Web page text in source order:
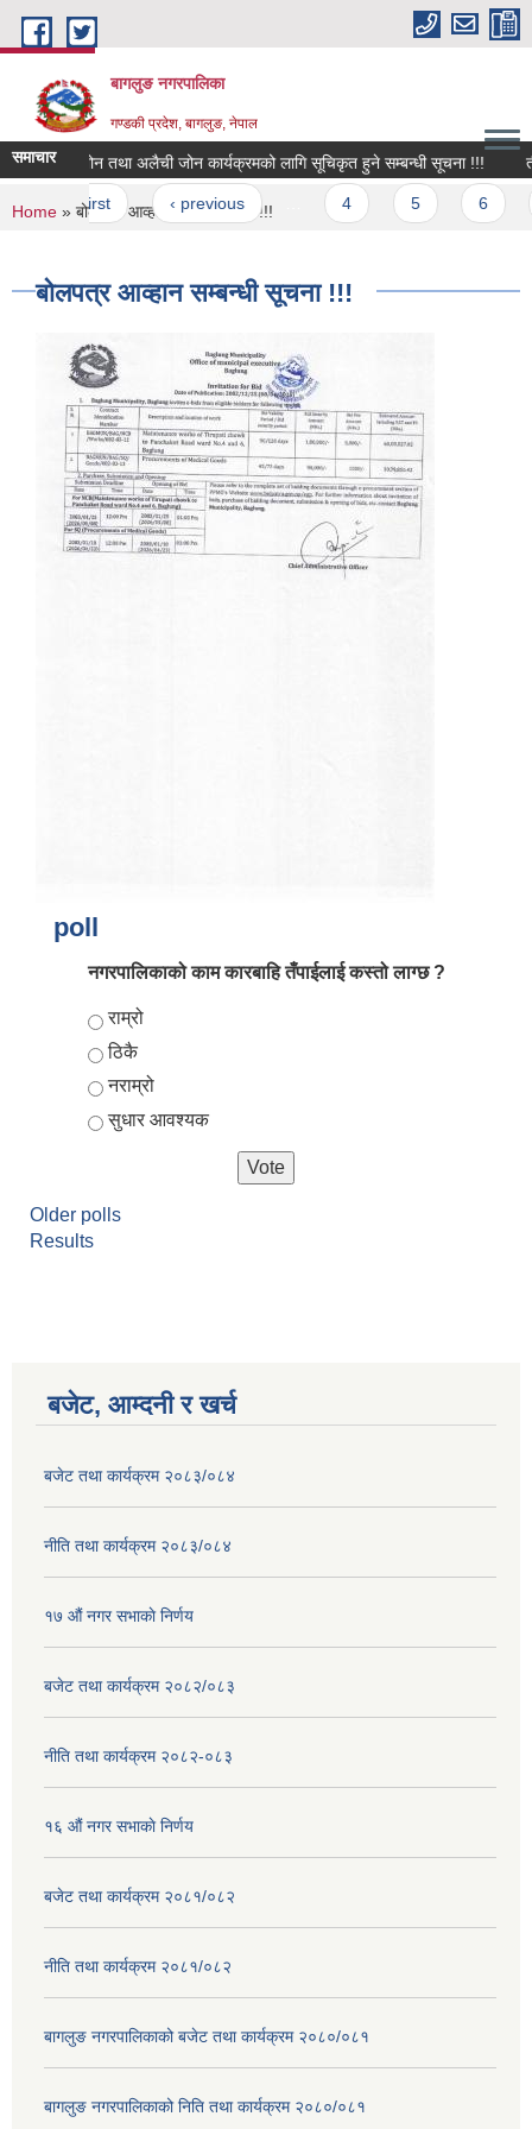
Skip to main content
बागलुङ नगरपालिका
गण्डकी प्रदेश, बागलुङ, नेपाल
समाचार
बाख्रा जोन तथा अलैची जोन कार्यक्रमको लागि सूचिकृत हुने सम्बन्धी सूचना !!!
Pages
« first ‹ previous …
You are here
Home » बोलपत्र आव्हान सम्बन्धी सूचना !!!
बोलपत्र आव्हान सम्बन्धी सूचना !!!
poll
नगरपालिकाको काम कारबाहि तँपाईलाई कस्तो लाग्छ ?
Choices
राम्रो
ठिकै
नराम्रो
सुधार आवश्यक
Older polls
Results
बजेट, आम्दनी र खर्च
बजेट तथा कार्यक्रम २०८३/०८४
नीति तथा कार्यक्रम २०८३/०८४
१७ ‌‍औं नगर सभाकाे निर्णय
बजेट तथा कार्यक्रम २०८२/०८३
नीति तथा कार्यक्रम २०८२-०८३
१६ ‌औं नगर सभाकाे निर्णय
बजेट तथा कार्यक्रम २०८१/०८२
नीति तथा कार्यक्रम २०८१/०८२
बागलुङ नगरपालिकाको बजेट तथा कार्यक्रम २०८०/०८१
बागलुङ नगरपालिकाको निति तथा कार्यक्रम २०८०/०८१